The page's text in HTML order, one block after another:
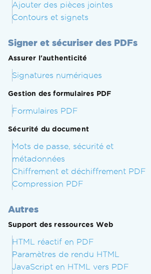
Ajouter des pièces jointes
Contours et signets
Signer et sécuriser des PDFs
Assurer l'authenticité
Signatures numériques
Gestion des formulaires PDF
Formulaires PDF
Sécurité du document
Mots de passe, sécurité et
métadonnées
Chiffrement et déchiffrement PDF
Compression PDF
Autres
Support des ressources Web
HTML réactif en PDF
Paramètres de rendu HTML
JavaScript en HTML vers PDF